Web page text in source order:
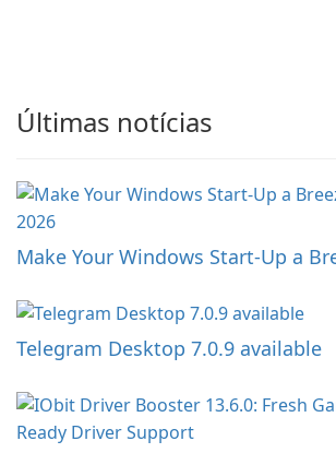
Últimas notícias
Make Your Windows Start-Up a
Telegram Desktop 7.0.9 available